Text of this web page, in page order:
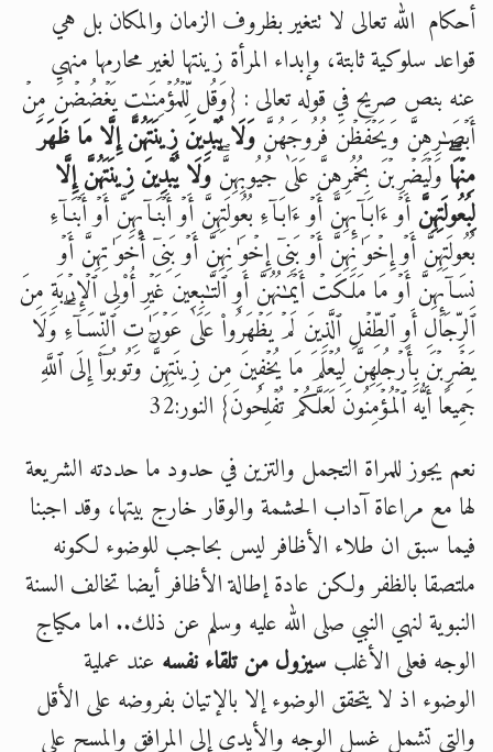
أحكام الله تعالى لا تتغير بظروف الزمان والمكان بل هي
قواعد سلوكية ثابتة، وإبداء المرأة زينتها لغير محارمها منهي
عنه بنص صريح في قوله تعالى : {وَقُل لِّلۡمُؤۡمِنَـٰتِ یَغۡضُضۡنَ مِنۡ
أَبۡصَـٰرِهِنَّ وَیَحۡفَظۡنَ فُرُوجَهُنَّوَلَا یُبۡدِینَ زِینَتَهُنَّ إِلَّا مَا ظَهَرَ
مِنۡهَاۖ وَلۡیَضۡرِبۡنَ بِخُمُرِهِنَّ عَلَىٰ جُیُوبِهِنَّۖوَلَا یُبۡدِینَ زِینَتَهُنَّ إِلَّا
لِبُعُولَتِهِنَّأَوۡ ءَابَاۤىِٕهِنَّ أَوۡ ءَابَاۤءِ بُعُولَتِهِنَّ أَوۡ أَبۡنَاۤىِٕهِنَّ أَوۡ أَبۡنَاۤءِ
بُعُولَتِهِنَّ أَوۡ إِخۡوَ ٰ⁠نِهِنَّ أَوۡ بَنِیۤ إِخۡوَ ٰ⁠نِهِنَّ أَوۡ بَنِیۤ أَخَوَ ٰ⁠تِهِنَّ أَوۡ
نِسَاۤىِٕهِنَّ أَوۡ مَا مَلَكَتۡ أَیۡمَـٰنُهُنَّ أَوِ ٱلتَّـٰبِعِینَ غَیۡرِ أُو۟لِی ٱلۡإِرۡبَةِ مِنَ
ٱلرِّجَالِ أَوِ ٱلطِّفۡلِ ٱلَّذِینَ لَمۡ یَظۡهَرُوا۟ عَلَىٰ عَوۡرَ ٰ⁠تِ ٱلنِّسَاۤءِۖ وَلَا
یَضۡرِبۡنَ بِأَرۡجُلِهِنَّ لِیُعۡلَمَ مَا یُخۡفِینَ مِن زِینَتِهِنَّۚ وَتُوبُوۤا۟ إِلَى ٱللَّهِ
جَمِیعًا أَیُّهَ ٱلۡمُؤۡمِنُونَ لَعَلَّكُمۡ تُفۡلِحُونَ} النور:32
نعم يجوز للمراة التجمل والتزين في حدود ما حددته الشريعة
لها مع مراعاة آداب الحشمة والوقار خارج بيتها، وقد اجبنا
فيما سبق ان طلاء الأظافر ليس بحاجب للوضوء لكونه
ملتصقا بالظفر ولكن عادة إطالة الأظافر أيضا تخالف السنة
النبوية لنهي النبي صلى الله عليه وسلم عن ذلك.. اما مكياج
الوجه فعلى الأغلب سيزول من تلقاء نفسه عند عملية
الوضوء اذ لا يتحقق الوضوء إلا بالإتيان بفروضه على الأقل
والتي تشمل غسل الوجه والأيدي إلى المرافق والمسح على